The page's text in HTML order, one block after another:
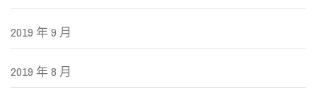
2019 年 9 月
2019 年 8 月